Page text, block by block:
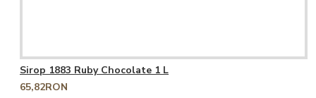
Sirop 1883 Ruby Chocolate 1 L
65,82RON